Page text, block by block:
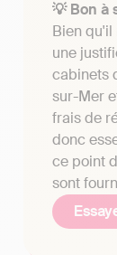
💡 Bon à
Bien qu'il
une
cabinets
sur-Mer
frais de
donc
ce point
sont